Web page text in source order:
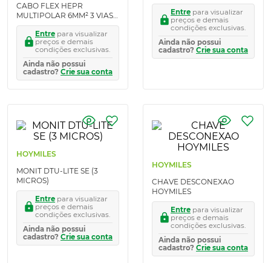
CABO FLEX HEPR
MULTIPOLAR 6MM² 3 VIAS
0,6/1KV 90º - PT/AZ/BR
Entre para visualizar
preços e demais
condições exclusivas.
Ainda não possui
cadastro? Crie sua conta
Entre para visualizar
preços e demais
condições exclusivas.
Ainda não possui
cadastro? Crie sua conta
HOYMILES
MONIT DTU-LITE SE (3
MICROS)
Entre para visualizar
preços e demais
condições exclusivas.
Ainda não possui
cadastro? Crie sua conta
HOYMILES
CHAVE DESCONEXAO
HOYMILES
Entre para visualizar
preços e demais
condições exclusivas.
Ainda não possui
cadastro? Crie sua conta